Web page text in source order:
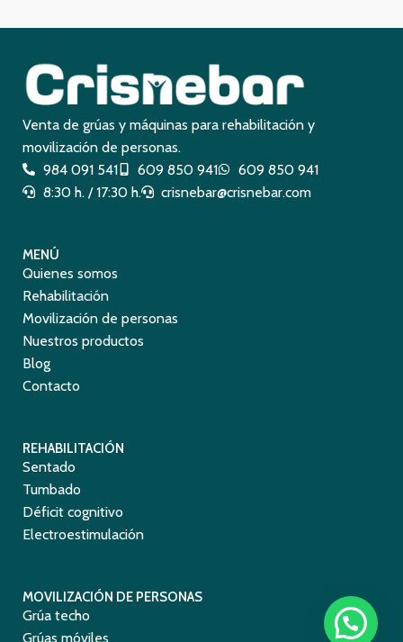
Venta de grúas y máquinas para rehabilitación y
movilización de personas.
984 091 541
609 850 941
609 850 941
8:30 h. / 17:30 h.
crisnebar@crisnebar.com
MENÚ
Quienes somos
Rehabilitación
Movilización de personas
Nuestros productos
Blog
Contacto
REHABILITACIÓN
Sentado
Tumbado
Déficit cognitivo
Electroestimulación
MOVILIZACIÓN DE PERSONAS
Grúa techo
Grúas móviles